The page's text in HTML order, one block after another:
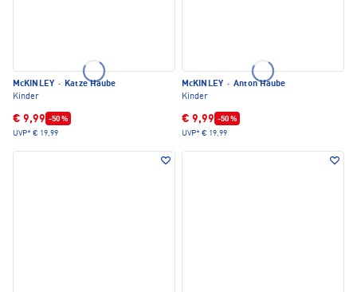
McKINLEY · Katze Haube
Kinder
€ 9,99 -50 %
UVP* € 19,99
McKINLEY · Anton Haube
Kinder
€ 9,99 -50 %
UVP* € 19,99